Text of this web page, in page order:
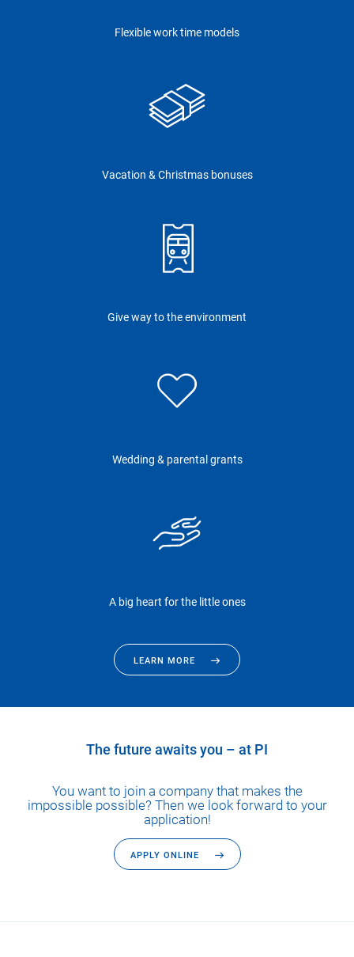
Flexible work time models
Vacation & Christmas bonuses
Give way to the environment
Wedding & parental grants
A big heart for the little ones
LEARN MORE
The future awaits you – at PI
You want to join a company that makes the
impossible possible? Then we look forward to your
application!
APPLY ONLINE